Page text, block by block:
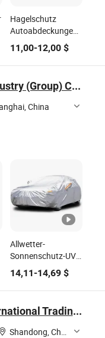
Hagelschutz
Autoabdeckungen
gegen
Hagelschäden
Autoabdeckung
11,00-12,00$
Shanghai Autobuy Industry (Group) Co., Ltd
China
Allwetter-
Sonnenschutz-UV-
Regenabdeckungen
für Autos mit
reflektierendem
14,11-14,69$
Qingdao Sentany International Trading Co., Ltd.
Shandong, China